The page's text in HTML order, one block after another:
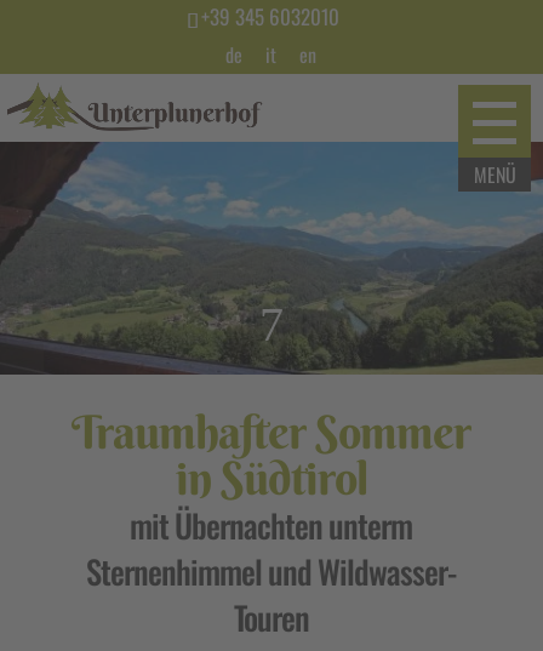
+39 345 6032010
de it en
7
Traumhafter Sommer
in Südtirol
mit Übernachten unterm
Sternenhimmel und Wildwasser-
Touren